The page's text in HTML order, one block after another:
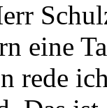
eine
rede